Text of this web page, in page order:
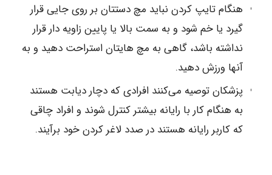
هنگام تایپ کردن نباید مچ دستتان بر روی جایی قرار
گیرد یا خم شود و به سمت بالا یا پایین زاویه دار قرار
نداشته باشد، گاهی به مچ هایتان استراحت دهید و به
آنها ورزش دهید.
پزشکان توصیه می‌کنند افرادی که دچار دیابت هستند
به هنگام کار با رایانه بیشتر کنترل شوند و افراد چاقی
که کاربر رایانه هستند در صدد لاغر کردن خود برآیند.